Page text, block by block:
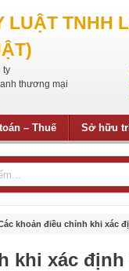
LUẬT TNHH
ty
thương mại
– Thuế Sở hữu
khoản điều chỉnh khi xác
khi xác